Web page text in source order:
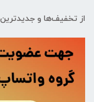
از تخفیف‌ها و